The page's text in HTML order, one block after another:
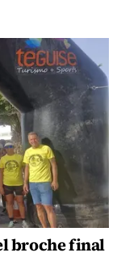
broche final